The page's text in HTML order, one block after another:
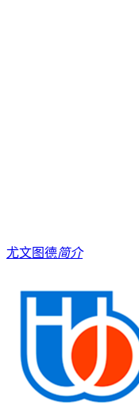
尤文图德简介